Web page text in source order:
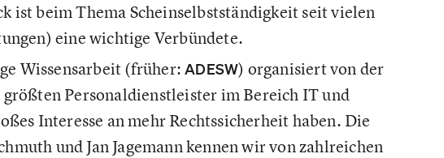
ist beim Thema Scheinselbstständigkeit seit vielen
eine wichtige Verbündete.
Wissensarbeit (früher:ADESW) organisiert von der
Personaldienstleister im Bereich IT und
Interesse an mehr Rechtssicherheit haben. Die
und Jan Jagemann kennen wir von zahlreichen